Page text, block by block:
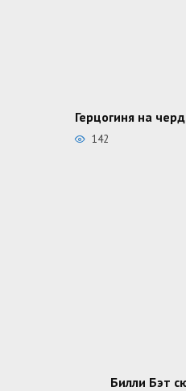
Герцогиня на
142
Билли Бэт